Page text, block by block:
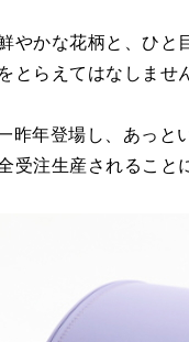
やかな花柄と、ひ
とらえてはなしません
昨年登場し、あっと
受注生産されることに